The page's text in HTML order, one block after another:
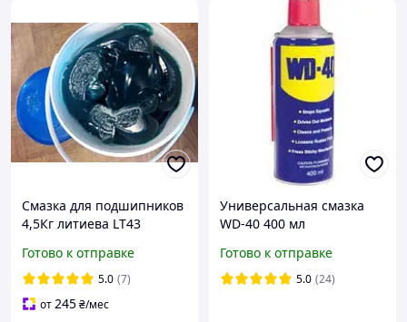
Смазка для подшипников
4,5Кг литиева LT43
Готово к отправке
5.0 (7)
от245₴/мес
Универсальная смазка
WD-40 400 мл
Готово к отправке
5.0 (24)